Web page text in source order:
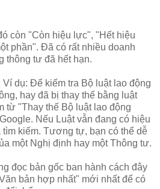
còn "Còn hiệu lực", "Hết hiệu
phần". Đã có rất nhiều doanh
thông tư đã hết hạn.
dụ: Để kiếm tra Bộ luật lao động
hay đã bị thay thế bằng luật
từ "Thay thế Bộ luật lao động
Nếu Luật vẫn đang có hiệu
tìm kiếm. Tương tự, bạn có thể dễ
một Nghị định hay một Thông tư.
đọc bản gốc ban hành cách đây
bản hợp nhất" mới nhất để có